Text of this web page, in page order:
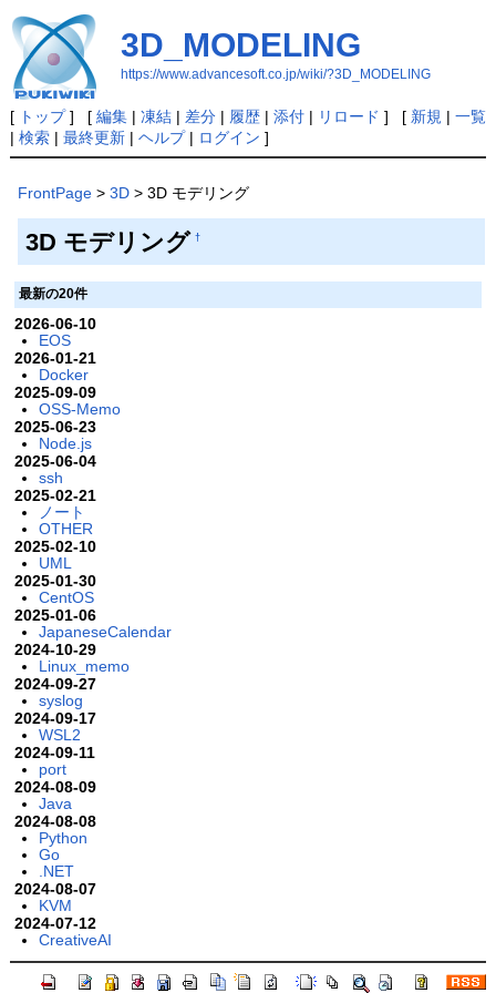
3D_MODELING
https://www.advancesoft.co.jp/wiki/?3D_MODELING
[ トップ] [ 編集| 凍結| 差分| 履歴| 添付| リロード ] [ 新規 | 一覧
| 検索| 最終更新| ヘルプ| ログイン ]
FrontPage >3D > 3D モデリング
3D モデリング †
最新の20件
2026-06-10
EOS
2026-01-21
Docker
2025-09-09
OSS-Memo
2025-06-23
Node.js
2025-06-04
ssh
2025-02-21
ノート
OTHER
2025-02-10
UML
2025-01-30
CentOS
2025-01-06
JapaneseCalendar
2024-10-29
Linux_memo
2024-09-27
syslog
2024-09-17
WSL2
2024-09-11
port
2024-08-09
Java
2024-08-08
Python
Go
.NET
2024-08-07
KVM
2024-07-12
CreativeAI